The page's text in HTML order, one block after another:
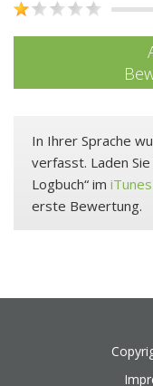
In Ihrer Sprache
verfasst. Laden
Logbuch“ im
erste Bewertung.